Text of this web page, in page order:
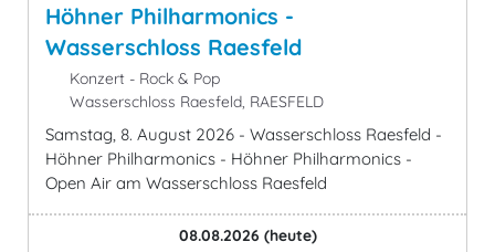
Höhner Philharmonics -
Wasserschloss Raesfeld
Konzert - Rock & Pop
Wasserschloss Raesfeld, RAESFELD
Samstag, 8. August 2026 - Wasserschloss Raesfeld -
Höhner Philharmonics - Höhner Philharmonics -
Open Air am Wasserschloss Raesfeld
08.08.2026 (heute)